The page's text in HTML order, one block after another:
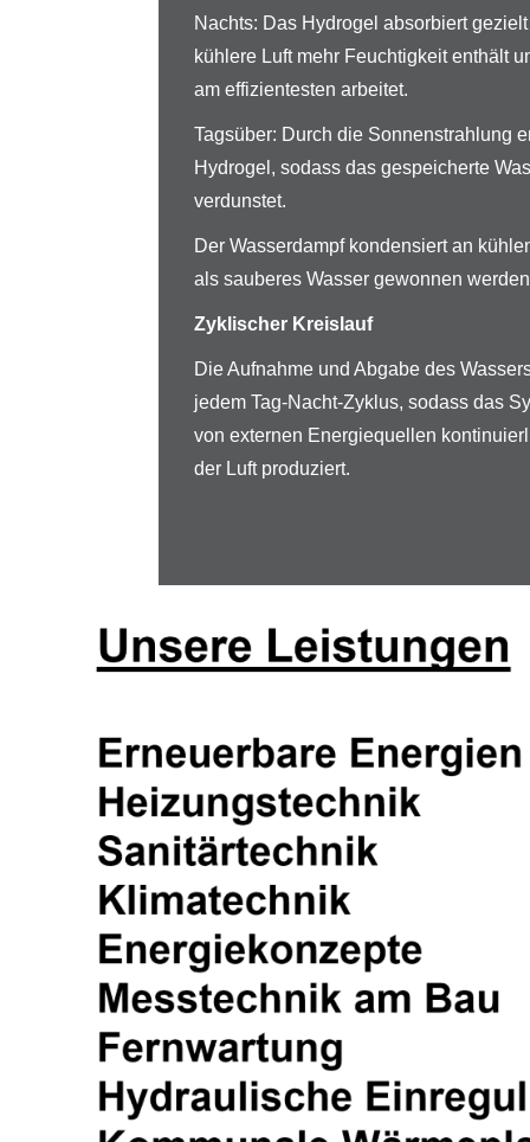
Nachts: Das Hydrogel absorbiert
kühlere Luft mehr Feuchtigkeit enthält
am effizientesten arbeitet.
Tagsüber: Durch die Sonnenstrahlung
Hydrogel, sodass das gespeicherte
verdunstet.
Der Wasserdampf kondensiert an
als sauberes Wasser gewonnen
Zyklischer Kreislauf
Die Aufnahme und Abgabe des
jedem Tag-Nacht-Zyklus, sodass das
von externen Energiequellen
der Luft produziert.